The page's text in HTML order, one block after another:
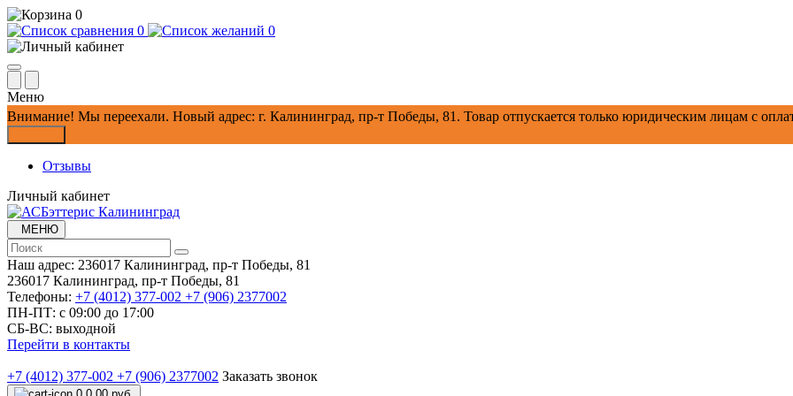
0
0
0
Меню
Внимание! Мы переехали. Новый адрес: г. Калининград, пр-т Победы, 81. Товар отпускается только юридическим лицам с
Отзывы
Личный кабинет
МЕНЮ
Наш адрес: 236017 Калининград,​ пр-т Победы, 81
236017 Калининград,​ пр-т Победы, 81
Телефоны: +7 (4012) 377-002 +7 (906) 2377002
ПН-ПТ: с 09:00 до 17:00
СБ-ВС: выходной
Перейти в контакты
+7 (4012) 377-002 +7 (906) 2377002 Заказать звонок